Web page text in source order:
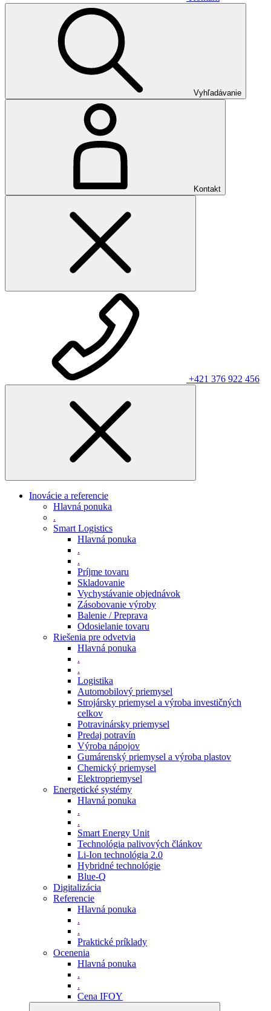
Vyhľadávanie
Kontakt
+421 376 922 456
Inovácie a referencie
Hlavná ponuka
.
Smart Logistics
Hlavná ponuka
.
.
Príjme tovaru
Skladovanie
Vychystávanie objednávok
Zásobovanie výroby
Balenie / Preprava
Odosielanie tovaru
Riešenia pre odvetvia
Hlavná ponuka
.
.
Logistika
Automobilový priemysel
Strojársky priemysel a výroba investičných
celkov
Potravinársky priemysel
Predaj potravín
Výroba nápojov
Gumárenský priemysel a výroba plastov
Chemický priemysel
Elektropriemysel
Energetické systémy
Hlavná ponuka
.
.
Smart Energy Unit
Technológia palivových článkov
Li-Ion technológia 2.0
Hybridné technológie
Blue-Q
Digitalizácia
Referencie
Hlavná ponuka
.
.
Praktické príklady
Ocenenia
Hlavná ponuka
.
.
Cena IFOY